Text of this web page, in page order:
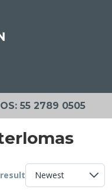
55 2789 0505